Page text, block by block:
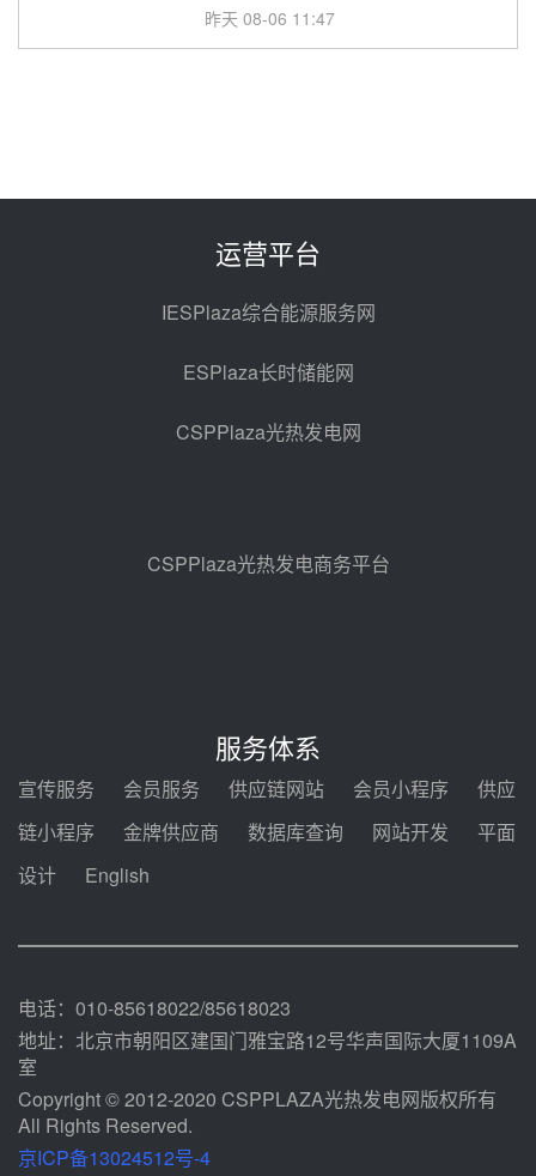
昨天 08-06 11:47
光热示范电站二列蒸汽发生器设备
热发电工程EPC总承包项目熔盐截
昊森机电中标新疆华电天山北麓基
地100MW光热发电工程EPC总承
包项目熔盐介质超声波流量计采购
前天 08-05 17:09
前天 08-05 14:48
2026-2029年熔盐介质框架协议
中能建华中试研院中标重能新疆
100MW光热项目机组调试及性能
规模化助力构建绿色低碳电力供给
运营平台
IESPlaza综合能源服务网
ESPlaza长时储能网
CSPPlaza光热发电网
CSPPlaza光热发电商务平台
服务体系
宣传服务 会员服务 供应链网站 会员小程序
供应
链小程序
金牌供应商 数据库查询 网站开发
平面
设计
English
电话：010-85618022/85618023
地址：北京市朝阳区建国门雅宝路12号华声国际大厦1109A
室
Copyright © 2012-2020 CSPPLAZA光热发电网版权所有
All Rights Reserved.
京ICP备13024512号-4